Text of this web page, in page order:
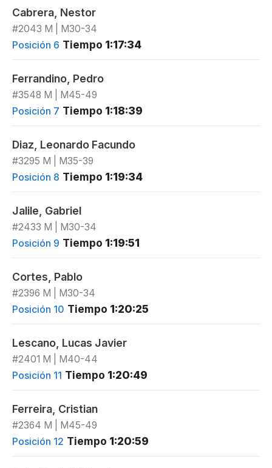
Cabrera, Nestor
#2043 M | M30-34
Posición 6 Tiempo 1:17:34
Ferrandino, Pedro
#3548 M | M45-49
Posición 7 Tiempo 1:18:39
Diaz, Leonardo Facundo
#3295 M | M35-39
Posición 8 Tiempo 1:19:34
Jalile, Gabriel
#2433 M | M30-34
Posición 9 Tiempo 1:19:51
Cortes, Pablo
#2396 M | M30-34
Posición 10 Tiempo 1:20:25
Lescano, Lucas Javier
#2401 M | M40-44
Posición 11 Tiempo 1:20:49
Ferreira, Cristian
#2364 M | M45-49
Posición 12 Tiempo 1:20:59